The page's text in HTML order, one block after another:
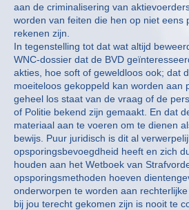
aan de criminalisering van
worden van feiten die hen op niet eens
rekenen zijn.
In tegenstelling tot dat wat altijd
WNC-dossier dat de BVD
akties, hoe soft of geweldloos ook; dat
moeiteloos gekoppeld kan worden aan
geheel los staat van de vraag of de
of Politie bekend zijn gemaakt. En dat
materiaal aan te voeren om te dienen
bewijs. Puur juridisch is dit al
opsporingsbevoegdheid heeft en zich
houden aan het Wetboek van
opsporingsmethoden hoeven
onderworpen te worden aan
bij jou terecht gekomen zijn is nooit te